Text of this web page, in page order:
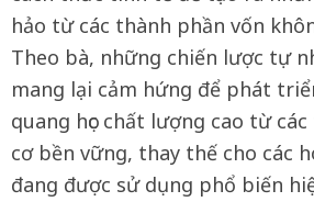
hảo từ các thành phần vốn
Theo bà, những chiến lược tự
mang lại cảm hứng để phát
quang học chất lượng cao từ
cơ bền vững, thay thế cho các
đang được sử dụng phổ biến